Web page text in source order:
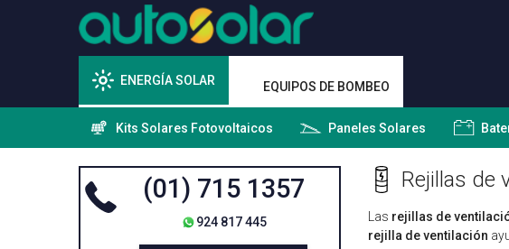
ENERGÍA SOLAR EQUIPOS DE BOMBEO
Kits Solares Fotovoltaicos Paneles Solares
(01) 715 1357
924 817 445
Rejillas de
Las rejillas de
rejilla de ventilación